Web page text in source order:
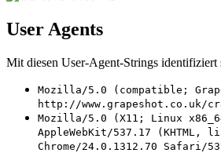
User Agents
Mit diesen User-Agent-Strings identifiziert
Mozilla/5.0 (compatible;
http://www.grapeshot.co.uk/
Mozilla/5.0 (X11; Linux
AppleWebKit/537.17 (KHTML,
Chrome/24.0.1312.70 Safari/